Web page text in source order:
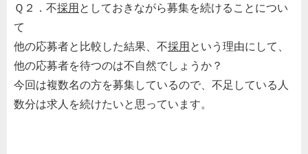
Ｑ２．不採用としておきながら募集を続けることについ
て
他の応募者と比較した結果、不採用という理由にして、
他の応募者を待つのは不自然でしょうか？
今回は複数名の方を募集しているので、不足している人
数分は求人を続けたいと思っています。